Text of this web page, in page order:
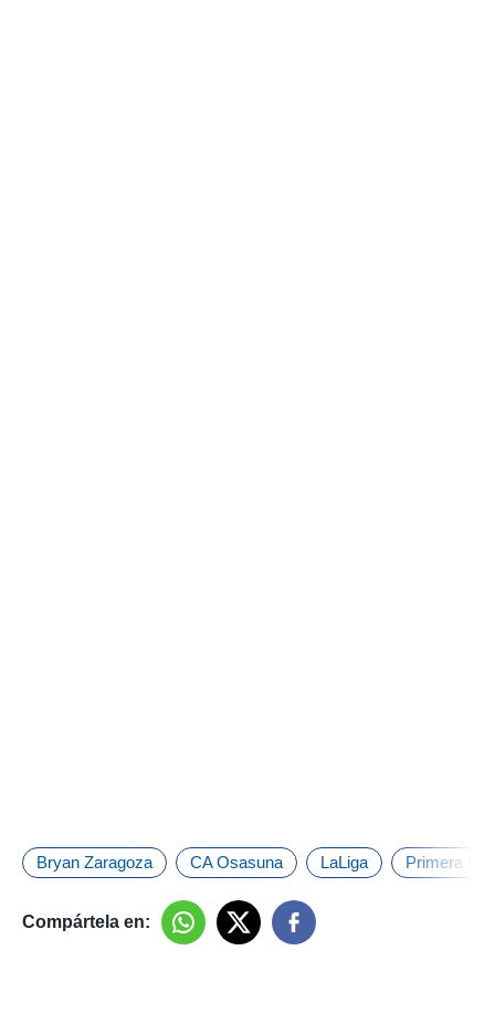
Bryan Zaragoza CA Osasuna LaLiga Primera
Compártela en: